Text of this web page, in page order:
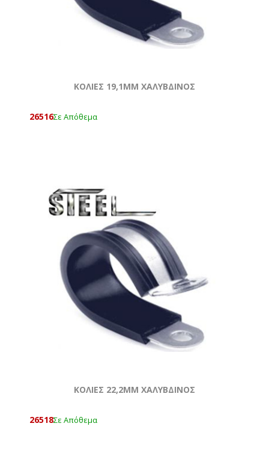
ΚΟΛΙΕΣ 19,1MM ΧΑΛΥΒΔΙΝΟΣ
26516Σε Απόθεμα
ΚΟΛΙΕΣ 22,2MM ΧΑΛΥΒΔΙΝΟΣ
26518Σε Απόθεμα